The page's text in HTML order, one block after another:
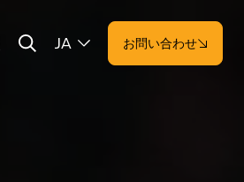
JA お問い合わせ